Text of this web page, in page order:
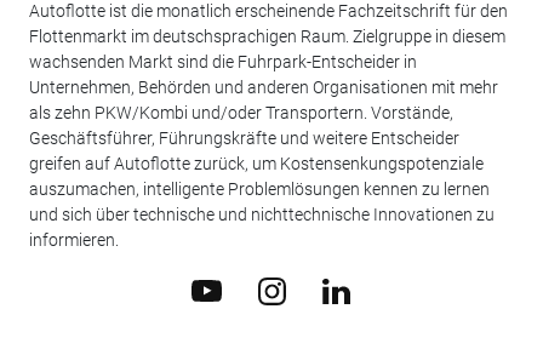
Autoflotte ist die monatlich erscheinende Fachzeitschrift für den
Flottenmarkt im deutschsprachigen Raum. Zielgruppe in diesem
wachsenden Markt sind die Fuhrpark-Entscheider in
Unternehmen, Behörden und anderen Organisationen mit mehr
als zehn PKW/Kombi und/oder Transportern. Vorstände,
Geschäftsführer, Führungskräfte und weitere Entscheider
greifen auf Autoflotte zurück, um Kostensenkungspotenziale
auszumachen, intelligente Problemlösungen kennen zu lernen
und sich über technische und nichttechnische Innovationen zu
informieren.